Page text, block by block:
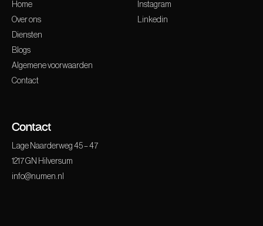
Home
Over ons
Diensten
Blogs
Algemene voorwaarden
Contact
Instagram
Linkedin
Contact
Lage Naarderweg 45 – 47
1217 GN Hilversum
info@numen.nl